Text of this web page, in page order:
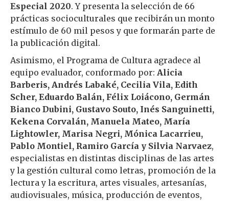
Especial 2020. Y presenta la selección de 66
prácticas socioculturales que recibirán un monto
estímulo de 60 mil pesos y que formarán parte de
la publicación digital.
Asimismo, el Programa de Cultura agradece al
equipo evaluador, conformado por: Alicia
Barberis, Andrés Labaké, Cecilia Vila, Edith
Scher, Eduardo Balán, Félix Loiácono, Germán
Bianco Dubini, Gustavo Souto, Inés Sanguinetti,
Kekena Corvalán, Manuela Mateo, María
Lightowler, Marisa Negri, Mónica Lacarrieu,
Pablo Montiel, Ramiro García y Silvia Narvaez,
especialistas en distintas disciplinas de las artes
y la gestión cultural como letras, promoción de la
lectura y la escritura, artes visuales, artesanías,
audiovisuales, música, producción de eventos,